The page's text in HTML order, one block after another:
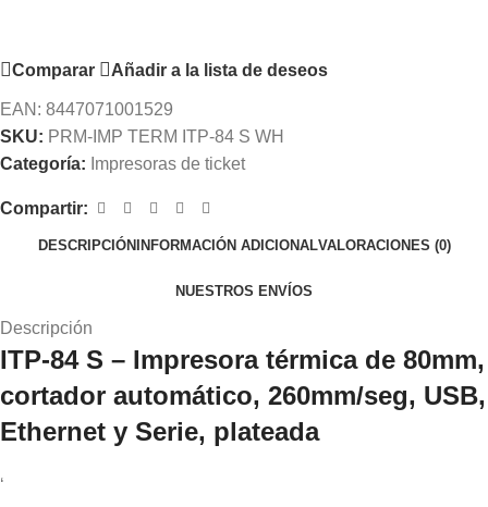
Comparar Añadir a la lista de deseos
EAN: 8447071001529
SKU: PRM-IMP TERM ITP-84 S WH
Categoría: Impresoras de ticket
Compartir:
DESCRIPCIÓN INFORMACIÓN ADICIONALVALORACIONES (0)
NUESTROS ENVÍOS
Descripción
ITP-84 S – Impresora térmica de 80mm,
cortador automático, 260mm/seg, USB,
Ethernet y Serie, plateada
‘